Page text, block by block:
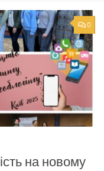
0
на новому